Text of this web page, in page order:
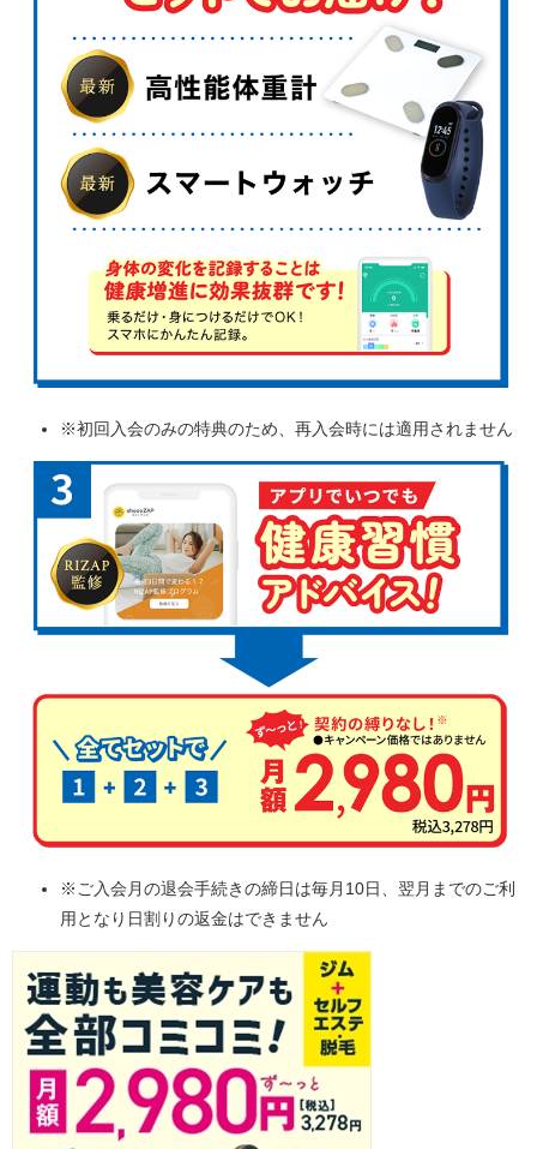
※初回入会のみの特典のため、再入会時には適用されません
※ご入会月の退会手続きの締日は毎月10日、翌月までのご利
用となり日割りの返金はできません